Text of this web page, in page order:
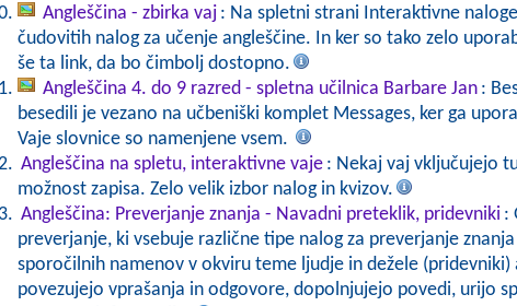
Angleščina - zbirka vaj : Na spletni strani Interaktivne
čudovitih nalog za učenje angleščine. In ker so tako zelo
še ta link, da bo čimbolj dostopno.
Angleščina 4. do 9 razred - spletna učilnica Barbare Jan :
besedili je vezano na učbeniški komplet Messages, ker ga
Vaje slovnice so namenjene vsem.
Angleščina na spletu, interaktivne vaje : Nekaj vaj vključujejo
možnost zapisa. Zelo velik izbor nalog in kvizov.
Angleščina: Preverjanje znanja - Navadni preteklik, pridevniki :
preverjanje, ki vsebuje različne tipe nalog za preverjanje
sporočilnih namenov v okviru teme ljudje in dežele
povezujejo vprašanja in odgovore, dopolnjujejo povedi, urijo